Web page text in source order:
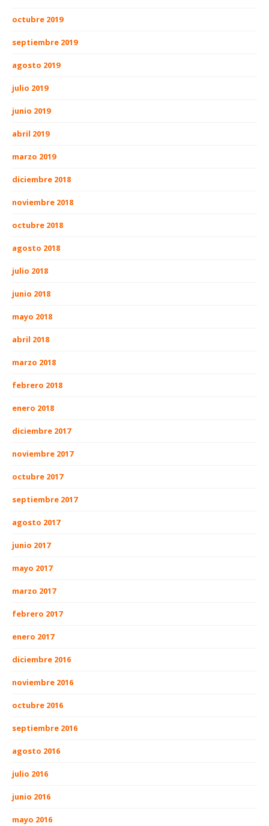
octubre 2019
septiembre 2019
agosto 2019
julio 2019
junio 2019
abril 2019
marzo 2019
diciembre 2018
noviembre 2018
octubre 2018
agosto 2018
julio 2018
junio 2018
mayo 2018
abril 2018
marzo 2018
febrero 2018
enero 2018
diciembre 2017
noviembre 2017
octubre 2017
septiembre 2017
agosto 2017
junio 2017
mayo 2017
marzo 2017
febrero 2017
enero 2017
diciembre 2016
noviembre 2016
octubre 2016
septiembre 2016
agosto 2016
julio 2016
junio 2016
mayo 2016